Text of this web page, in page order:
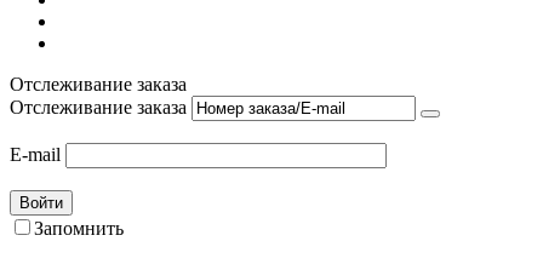
Отслеживание заказа
Отслеживание заказа
E-mail
Войти
Запомнить